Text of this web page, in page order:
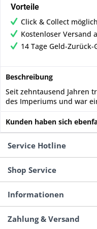
Vorteile
Click & Collect möglich
Kostenloser Versand
14 Tage Geld-Zurück-
Beschreibung
Seit zehntausend Jahren
des Imperiums und war
Kunden haben sich
Service Hotline
Shop Service
Informationen
Zahlung & Versand